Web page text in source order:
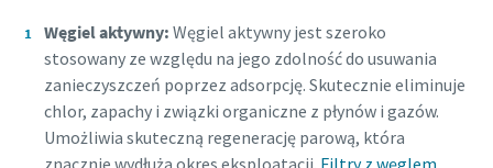
10 kroków do ekologicznej i bardziej
energooszczędnej produkcji
Zmniejszanie emisji dwutlenku węgla w produkcji
Węgiel aktywny: Węgiel aktywny jest szeroko
stosowany ze względu na jego zdolność do usuwania
zanieczyszczeń poprzez adsorpcję. Skutecznie eliminuje
chlor, zapachy i związki organiczne z płynów i gazów.
Umożliwia skuteczną regenerację parową, która
znacznie wydłuża okres eksploatacji. Filtry z węglem
Przesłanie tego zgłoszenia
oznacza, że firma Atlas Copco
będzie mogła się z Tobą
kontaktować, korzystając ze
zgromadzonych danych. Więcej